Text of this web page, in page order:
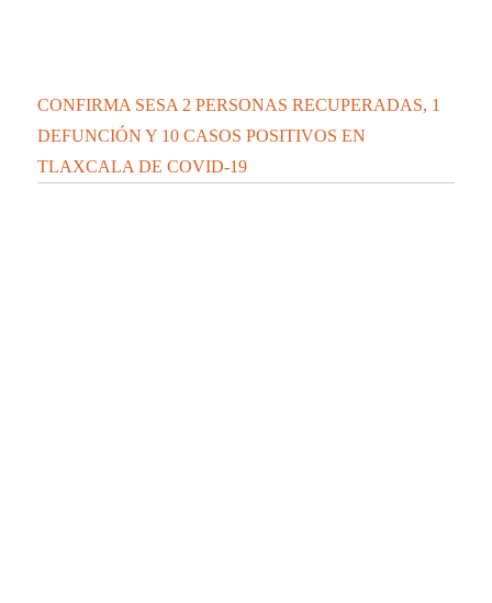
CONFIRMA SESA 2 PERSONAS RECUPERADAS, 1
DEFUNCIÓN Y 10 CASOS POSITIVOS EN
TLAXCALA DE COVID-19